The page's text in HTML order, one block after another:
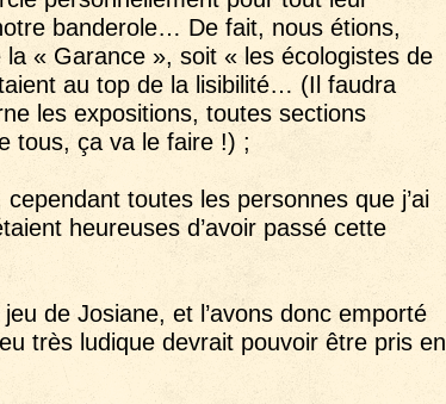
banderole… De fait, nous étions,
la « Garance », soit « les écologistes de
au top de la lisibilité… (Il faudra
les expositions, toutes sections
tous, ça va le faire !) ;
toutes les personnes que j’ai
heureuses d’avoir passé cette
de Josiane, et l’avons donc emporté
très ludique devrait pouvoir être pris en